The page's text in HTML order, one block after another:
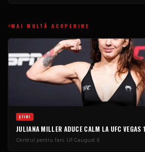
MAI MULTĂ ACOPERIRE
ŞTIRI
JULIANA MILLER ADUCE CALM LA UFC VEGAS
Centrul pentru fani UFCaugust 6